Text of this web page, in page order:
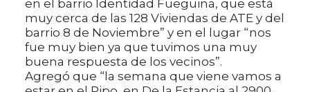
en el barrio Identidad Fueguina, que está
muy cerca de las 128 Viviendas de ATE y del
barrio 8 de Noviembre” y en el lugar “nos
fue muy bien ya que tuvimos una muy
buena respuesta de los vecinos”.
Agregó que “la semana que viene vamos a